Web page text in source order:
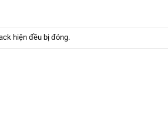
hiện đều bị đóng.